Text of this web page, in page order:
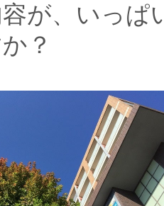
が、いっぱ
？